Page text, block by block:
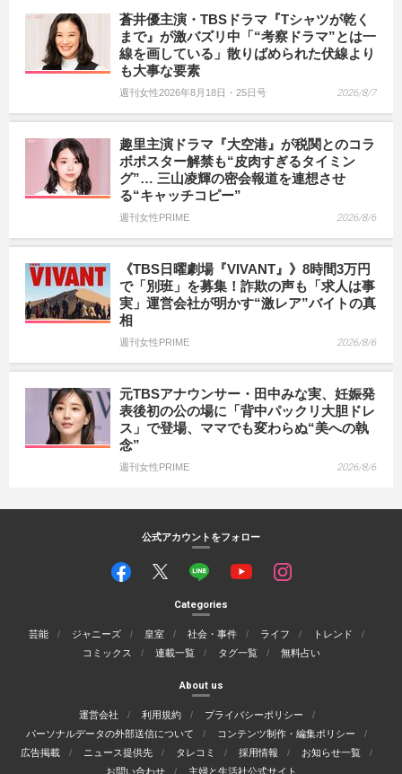
蒼井優主演・TBSドラマ『Tシャツが乾く
まで』が激バズリ中「“考察ドラマ”とは一
線を画している」散りばめられた伏線より
も大事な要素
週刊女性2026年8月18日・25日号 2026/8/7
趣里主演ドラマ『大空港』が税関とのコラ
ボポスター解禁も“皮肉すぎるタイミン
グ”… 三山凌輝の密会報道を連想させ
る“キャッチコピー”
週刊女性PRIME 2026/8/6
《TBS日曜劇場『VIVANT』》8時間3万円
で「別班」を募集！詐欺の声も「求人は事
実」運営会社が明かす“激レア”バイトの真
相
週刊女性PRIME 2026/8/6
元TBSアナウンサー・田中みな実、妊娠発
表後初の公の場に「背中パックリ大胆ドレ
ス」で登場、ママでも変わらぬ“美への執
念”
週刊女性PRIME 2026/8/6
公式アカウントをフォロー
Categories
芸能 ジャニーズ 皇室 社会・事件 ライフ
トレンド
コミックス
連載一覧 タグ一覧 無料占い
About us
運営会社 利用規約
プライバシーポリシー
パーソナルデータの外部送信について
コンテンツ制作・編集ポリシー
広告掲載
ニュース提供先 タレコミ 採用情報
お知らせ一覧
お問い合わせ
主婦と生活社公式サイト